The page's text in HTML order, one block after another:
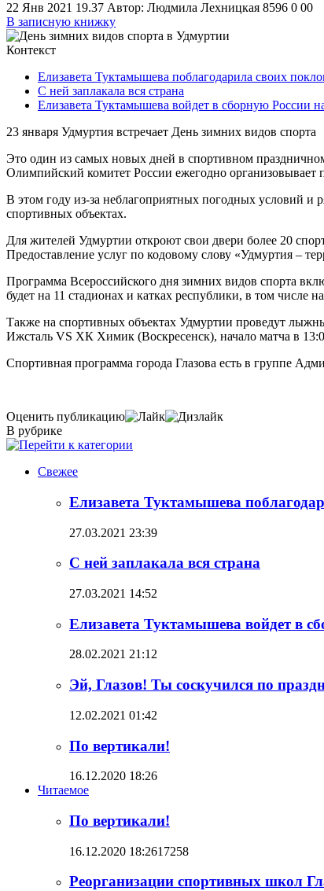
22 Янв 2021 19.37 Автор: Людмила Лехницкая 8596 0 00
В записную книжку
Контекст
Елизавета Туктамышева поблагодарила своих
С ней заплакала вся страна
Елизавета Туктамышева войдет в сборную России
23 января Удмуртия встречает День зимних видов спорта
Это один из самых новых дней в спортивном
Олимпийский комитет России ежегодно организовывает
В этом году из-за неблагоприятных погодных условий и
спортивных объектах.
Для жителей Удмуртии откроют свои двери более 20
Предоставление услуг по кодовому слову «Удмуртия –
Программа Всероссийского дня зимних видов спорта
будет на 11 стадионах и катках республики, в том
Также на спортивных объектах Удмуртии проведут
Ижсталь VS ХК Химик (Воскресенск), начало матча в
Спортивная программа города Глазова есть в группе
Оценить публикацию
В рубрике
Свежее
Елизавета Туктамышева
27.03.2021 23:39
С ней заплакала вся страна
27.03.2021 14:52
Елизавета Туктамышева войдет в
28.02.2021 21:12
Эй, Глазов! Ты соскучился по
12.02.2021 01:42
По вертикали!
16.12.2020 18:26
Читаемое
По вертикали!
16.12.2020 18:2617258
Реорганизации спортивных школ